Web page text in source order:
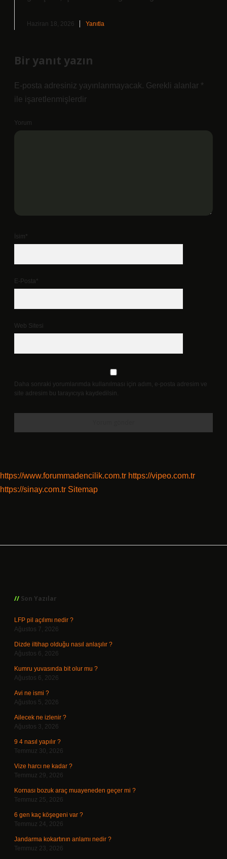
Haziran 18, 2026 Yanıtla
Bir yanıt yazın
E-posta adresiniz yayınlanmayacak. Gerekli alanlar *
ile işaretlenmişlerdir
Yorum
İsim*
E-Posta*
Web Sitesi
Daha sonraki yorumlarımda kullanılması için adım, e-posta adresim ve
site adresim bu tarayıcıya kaydedilsin.
https://www.forummadencilik.com.tr https://vipeo.com.tr
https://sinay.com.tr Sitemap
Son Yazılar
LFP pil açılımı nedir ?
Ağustos 7, 2026
Dizde iltihap olduğu nasıl anlaşılır ?
Ağustos 6, 2026
Kumru yuvasında bit olur mu ?
Ağustos 6, 2026
Avi ne ismi ?
Ağustos 5, 2026
Ailecek ne izlenir ?
Ağustos 3, 2026
9 4 nasıl yapılır ?
Temmuz 30, 2026
Vize harcı ne kadar ?
Temmuz 29, 2026
Kornası bozuk araç muayeneden geçer mi ?
Temmuz 25, 2026
6 gen kaç köşegeni var ?
Temmuz 24, 2026
Jandarma kokartının anlamı nedir ?
Temmuz 23, 2026